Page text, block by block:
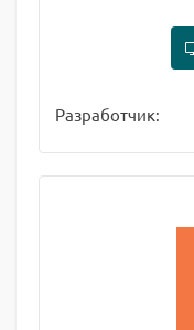
Разработчик: